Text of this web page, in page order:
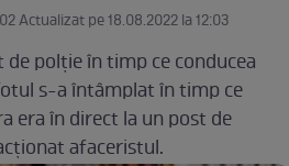
Actualizat pe 18.08.2022 la 12:03
polție în timp ce conducea
s-a întâmplat în timp ce
era în direct la un post de
afaceristul.